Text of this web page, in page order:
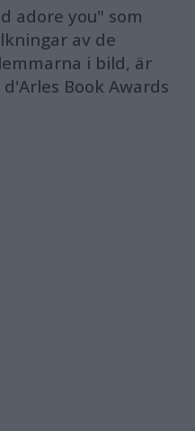
adore you" som
av de
i bild, är
Book Awards